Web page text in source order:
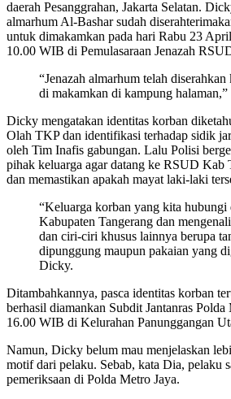
daerah Pesanggrahan, Jakarta Selatan.
almarhum Al-Bashar sudah
untuk dimakamkan pada hari Rabu 23
10.00 WIB di Pemulasaraan Jenazah
“Jenazah almarhum telah
di makamkan di kampung halaman,”
Dicky mengatakan identitas korban
Olah TKP dan identifikasi terhadap sidik
oleh Tim Inafis gabungan. Lalu Polisi
pihak keluarga agar datang ke RSUD Kab
dan memastikan apakah mayat laki-laki
“Keluarga korban yang kita
Kabupaten Tangerang dan
dan ciri-ciri khusus lainnya berupa
dipunggung maupun pakaian yang
Dicky.
Ditambahkannya, pasca identitas korban
berhasil diamankan Subdit Jantanras
16.00 WIB di Kelurahan Panunggangan
Namun, Dicky belum mau menjelaskan
motif dari pelaku. Sebab, kata Dia, pelaku
pemeriksaan di Polda Metro Jaya.